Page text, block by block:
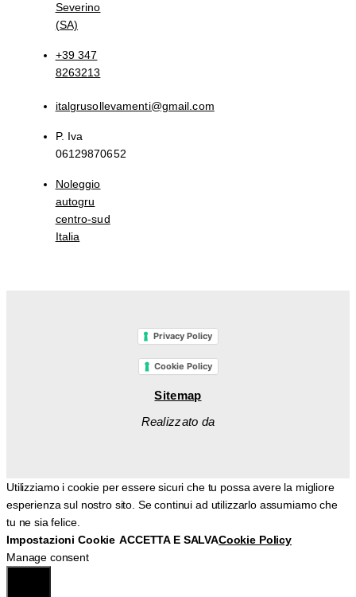
Severino
(SA)
+39 347
8263213
italgrusollevamenti@gmail.com
P. Iva
06129870652
Noleggio
autogru
centro-sud
Italia
Privacy Policy
Cookie Policy
Sitemap
Realizzato da
Utilizziamo i cookie per essere sicuri che tu possa avere la migliore
esperienza sul nostro sito. Se continui ad utilizzarlo assumiamo che
tu ne sia felice.
Impostazioni Cookie ACCETTA E SALVACookie Policy
Manage consent